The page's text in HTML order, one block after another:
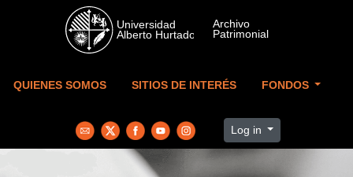
Skip to main content
QUIENES SOMOS SITIOS DE INTERÉS FONDOS
Log in